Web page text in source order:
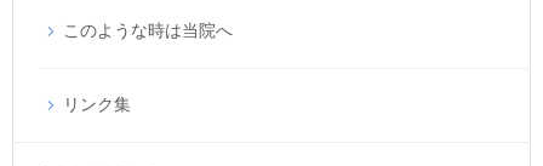
このような時は当院へ
リンク集